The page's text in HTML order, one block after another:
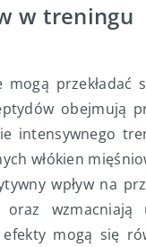
w treningu
przekładać
obejmują
intensywnego
włókien
wpływ na
wzmacniają
mogą się